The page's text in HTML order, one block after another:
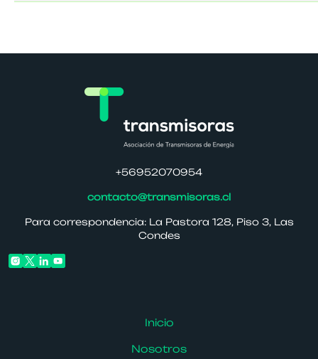
+56952070954
contacto@transmisoras.cl
Para correspondencia: La Pastora 128, Piso 3, Las
Condes
Inicio
Nosotros